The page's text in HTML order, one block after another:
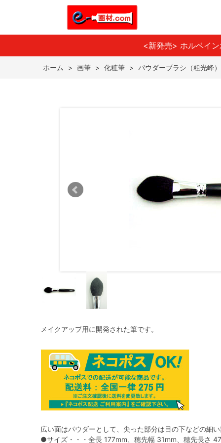
<新発売> ホルベイ
ホーム > 画筆 > 化粧筆 > パウダーブラシ（粗光峰
メイクアップ用に開発された筆です。
広い面はパウダーとして、尖った部分は目の下などの細
●サイズ・・・全長 177mm、穂先幅 31mm、穂先長さ